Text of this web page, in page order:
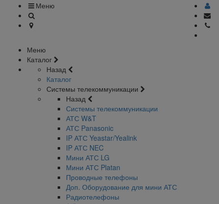
Меню
Меню
Каталог
Назад
Каталог
Системы телекоммуникации
Назад
Системы телекоммуникации
АТС W&T
АТС Panasonic
IP АТС Yeastar/Yealink
IP АТС NEC
Мини АТС LG
Мини АТС Platan
Проводные телефоны
Доп. Оборудование для мини АТС
Радиотелефоны